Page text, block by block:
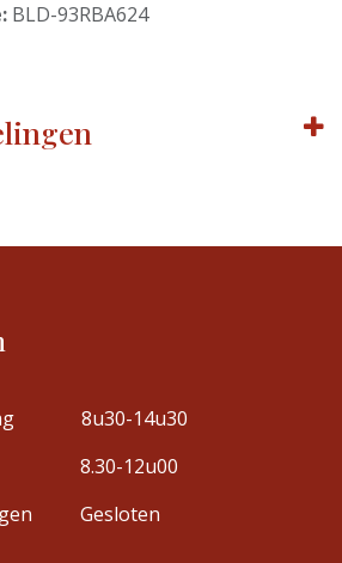
BLD-93RBA624
8u30-14u30
8.30-12u00
Gesloten